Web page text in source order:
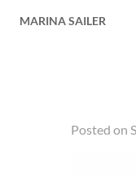
MARINA SAILER
Posted on